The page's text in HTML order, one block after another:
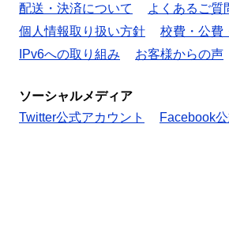
配送・決済について
よくあるご質
個人情報取り扱い方針
校費・公費
IPv6への取り組み
お客様からの声
ソーシャルメディア
Twitter公式アカウント
Facebook